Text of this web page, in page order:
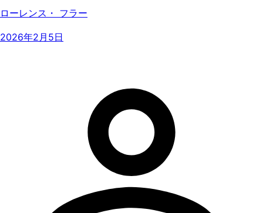
ローレンス・ フラー
2026年2月5日